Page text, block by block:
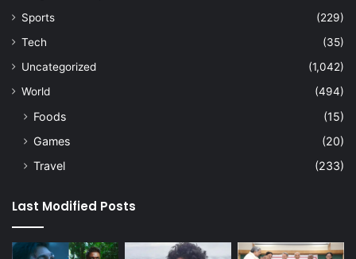
Sports
(229)
Tech
(35)
Uncategorized
(1,042)
World
(494)
Foods
(15)
Games
(20)
Travel
(233)
Last Modified Posts